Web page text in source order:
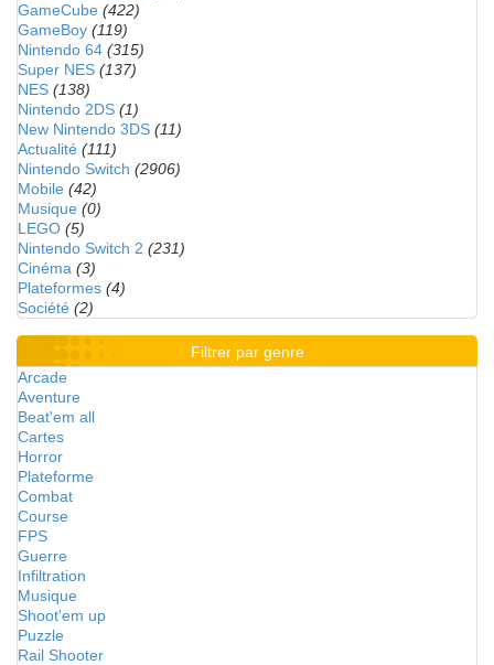
GameCube (422)
GameBoy (119)
Nintendo 64 (315)
Super NES (137)
NES (138)
Nintendo 2DS (1)
New Nintendo 3DS (11)
Actualité (111)
Nintendo Switch (2906)
Mobile (42)
Musique (0)
LEGO (5)
Nintendo Switch 2 (231)
Cinéma (3)
Plateformes (4)
Société (2)
Filtrer par genre
Arcade
Aventure
Beat'em all
Cartes
Horror
Plateforme
Combat
Course
FPS
Guerre
Infiltration
Musique
Shoot'em up
Puzzle
Rail Shooter